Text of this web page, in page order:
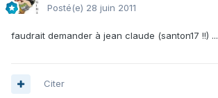
Posté(e) 28 juin 2011
faudrait demander à jean claude (santon17 !!) ...
Citer